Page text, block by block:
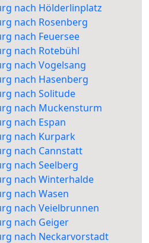
nach Hölderlinplatz
nach Rosenberg
nach Feuersee
nach Rotebühl
nach Vogelsang
nach Hasenberg
nach Solitude
nach Muckensturm
nach Espan
nach Kurpark
nach Cannstatt
nach Seelberg
nach Winterhalde
nach Wasen
nach Veielbrunnen
nach Geiger
nach Neckarvorstadt